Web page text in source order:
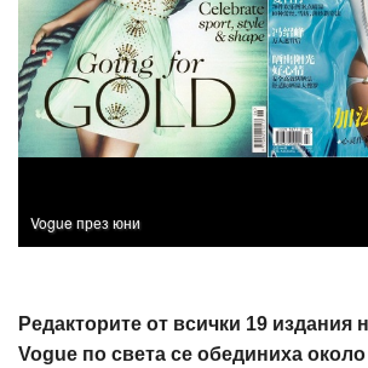
Vogue през юни
Редакторите от всички 19 издания
Vogue по света се обединиха около